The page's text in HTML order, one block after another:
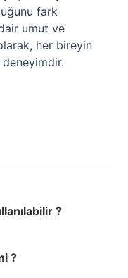
fark
umut ve
her bireyin
?
?